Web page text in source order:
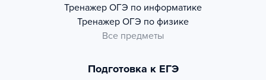
Тренажер ОГЭ по информатике
Тренажер ОГЭ по физике
Все предметы
Подготовка к ЕГЭ